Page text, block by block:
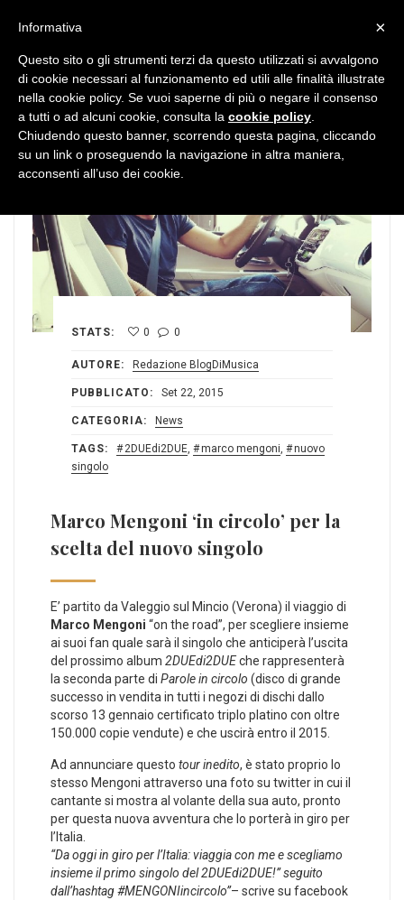
STATS: 0 0
AUTORE: Redazione BlogDiMusica
PUBBLICATO: Set 22, 2015
CATEGORIA: News
TAGS: 2DUEdi2DUE, marco mengoni,
nuovo
singolo
Marco Mengoni ‘in circolo’ per la
scelta del nuovo singolo
E’ partito da Valeggio sul Mincio (Verona) il viaggio di
Marco Mengoni “on the road”, per scegliere insieme
ai suoi fan quale sarà il singolo che anticiperà l’uscita
del prossimo album 2DUEdi2DUEche rappresenterà
la seconda parte di Parole in circolo (disco di grande
successo in vendita in tutti i negozi di dischi dallo
scorso 13 gennaio certificato triplo platino con oltre
150.000 copie vendute) e che uscirà entro il 2015.
Ad annunciare questo tour inedito, è stato proprio lo
stesso Mengoni attraverso una foto su twitter in cui il
cantante si mostra al volante della sua auto, pronto
per questa nuova avventura che lo porterà in giro per
l’Italia.
“Da oggi in giro per l’Italia: viaggia con me e scegliamo
insieme il primo singolo del 2DUEdi2DUE!” seguito
dall’hashtag #MENGONIincircolo”– scrive su facebook
×
Informativa
Questo sito o gli strumenti terzi da questo utilizzati si avvalgono
di cookie necessari al funzionamento ed utili alle finalità illustrate
nella cookie policy. Se vuoi saperne di più o negare il consenso
a tutti o ad alcuni cookie, consulta la cookie policy
Chiudendo questo banner, scorrendo questa pagina, cliccando
su un link o proseguendo la navigazione in altra maniera,
acconsenti all’uso dei cookie.